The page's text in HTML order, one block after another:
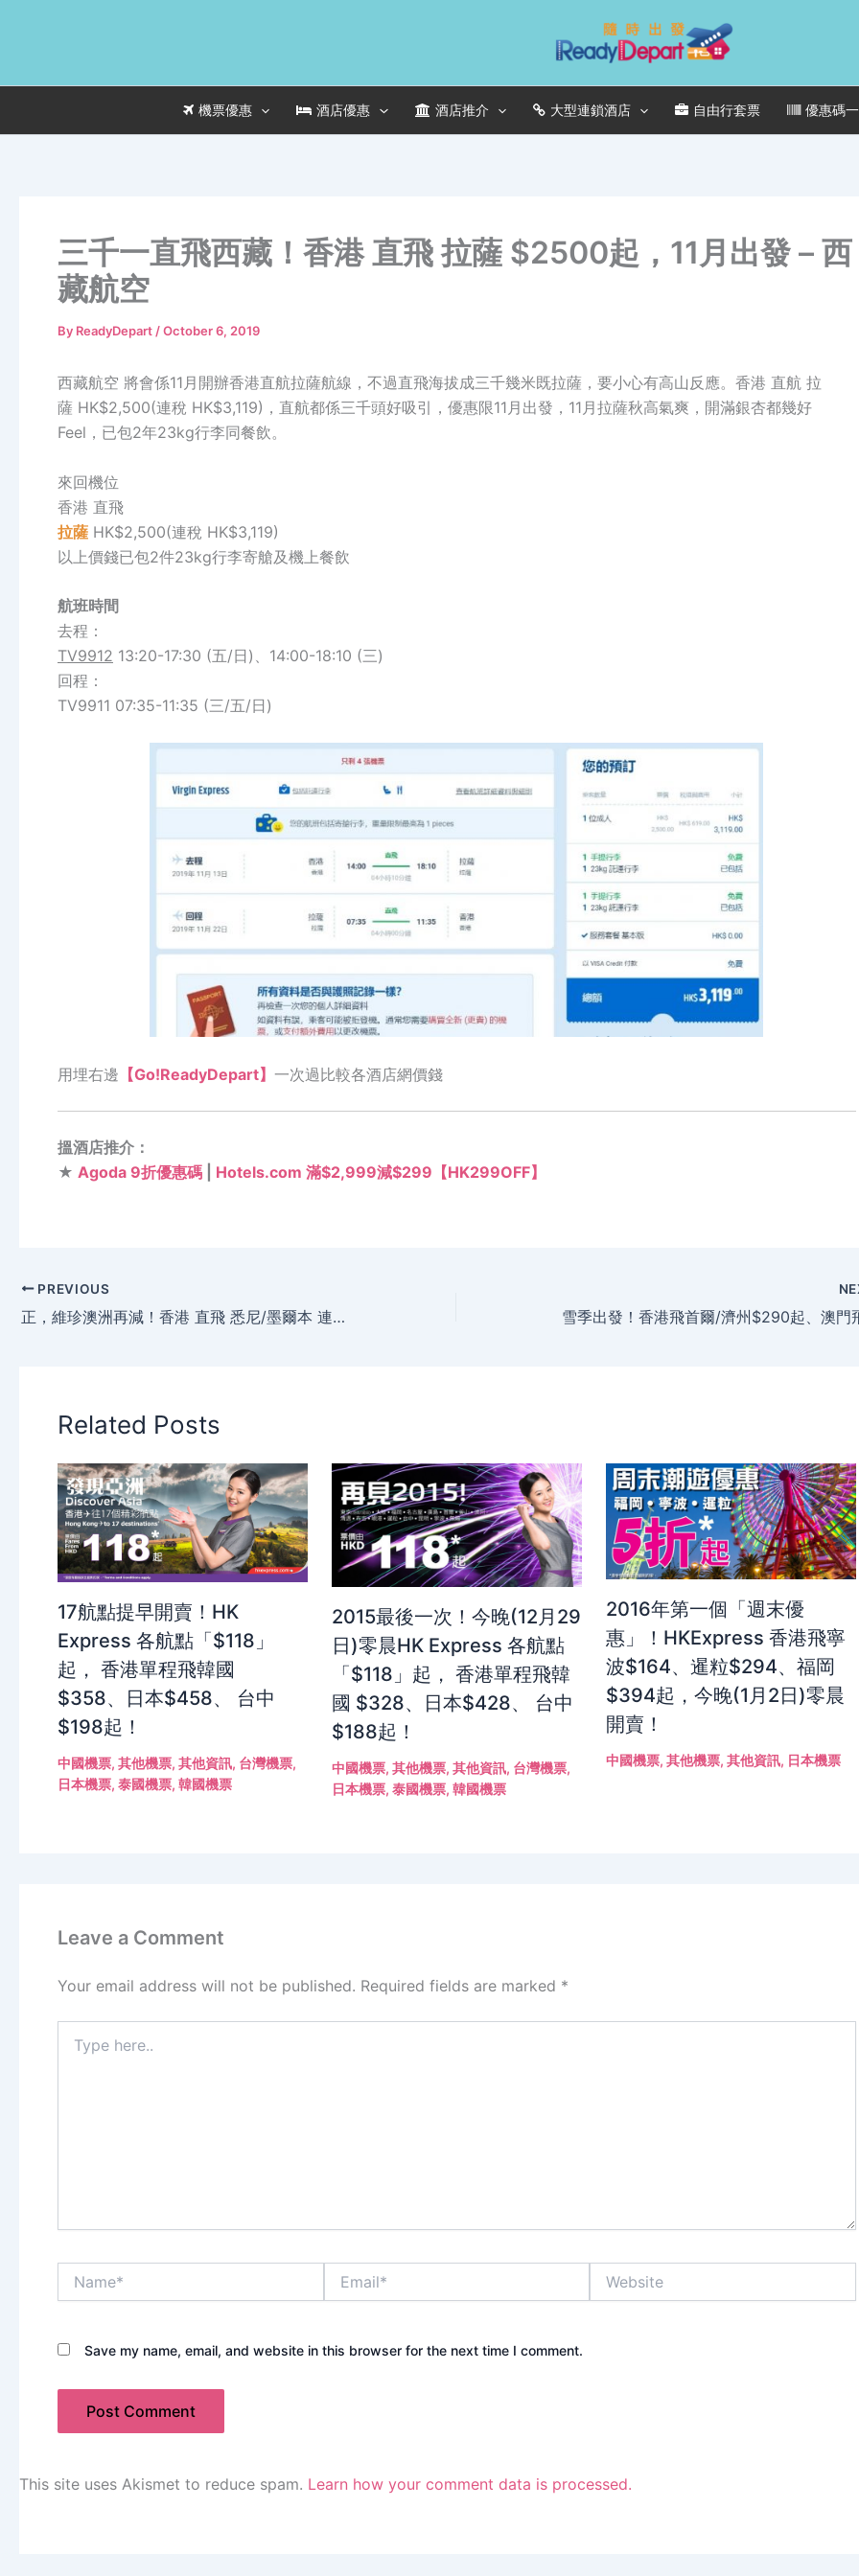
機票優惠 酒店優惠 酒店推介 大型連鎖酒店 自由行套票 優惠碼
三千一直飛西藏！香港 直飛 拉薩 $2500起，11月出發 – 西
藏航空
By ReadyDepart /October 6, 2019
西藏航空 將會係11月開辦香港直航拉薩航線，不過直飛海拔成三千幾米既拉薩，要小心有高山反應。香港 直航 拉
薩 HK$2,500(連稅 HK$3,119)，直航都係三千頭好吸引，優惠限11月出發，11月拉薩秋高氣爽，開滿銀杏都幾好
Feel，已包2年23kg行李同餐飲。
來回機位
香港 直飛
拉薩 HK$2,500(連稅 HK$3,119)
以上價錢已包2件23kg行李寄艙及機上餐飲
航班時間
去程：
TV9912 13:20-17:30 (五/日)、14:00-18:10 (三)
回程：
TV9911 07:35-11:35 (三/五/日)
用埋右邊 【Go!ReadyDepart】 一次過比較各酒店網價錢
搵酒店推介：
★ Agoda 9折優惠碼 Hotels.com 滿$2,999減$299【HK299OFF】
PREVIOUS
正，維珍澳洲再減！香港 直飛 悉尼/墨爾本 連稅三千八起，明年6月前出發 – 維珍澳洲航空
Related Posts
17航點提早開賣！HK
Express 各航點「$118」
起， 香港單程飛韓國
$358、日本$458、 台中
$198起！
中國機票, 其他機票, 其他資訊, 台灣機票,
日本機票, 泰國機票, 韓國機票
2015最後一次！今晚(12月29
日)零晨HK Express 各航點
「$118」起， 香港單程飛韓
國 $328、日本$428、 台中
$188起！
中國機票, 其他機票, 其他資訊, 台灣機票,
日本機票, 泰國機票, 韓國機票
2016年第一個「週末優
惠」！HKExpress 香港飛寧
波$164、暹粒$294、福岡
$394起，今晚(1月2日)零晨
開賣！
中國機票, 其他機票, 其他資訊, 日本機票
Leave a Comment
Your email address will not be published. Required fields are marked *
here..
Save my name, email, and website in this browser for the next time I comment.
This site uses Akismet to reduce spam. Learn how your comment data is processed.